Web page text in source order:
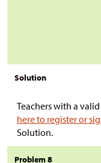
Solution
Teachers with a
here to register or
Solution.
Problem 8